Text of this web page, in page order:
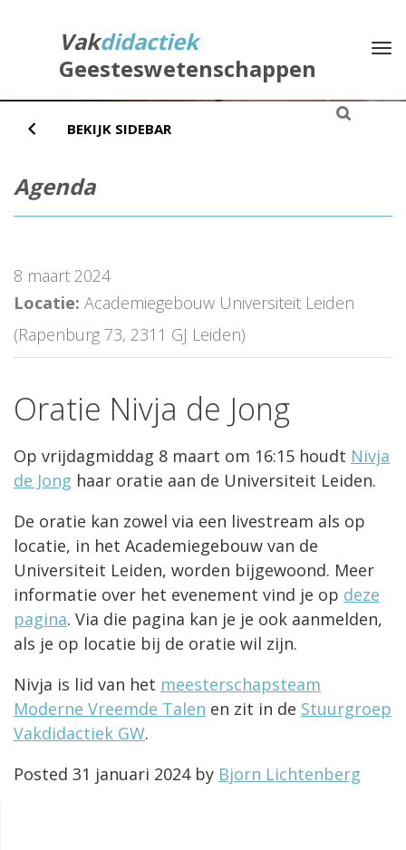
Vakdidactiek
Geesteswetenschappen
BEKIJK SIDEBAR
Agenda
8 maart 2024
Locatie: Academiegebouw Universiteit Leiden
(Rapenburg 73, 2311 GJ Leiden)
Oratie Nivja de Jong
Op vrijdagmiddag 8 maart om 16:15 houdt Nivja
de Jong haar oratie aan de Universiteit Leiden.
De oratie kan zowel via een livestream als op
locatie, in het Academiegebouw van de
Universiteit Leiden, worden bijgewoond. Meer
informatie over het evenement vind je op deze
pagina. Via die pagina kan je je ook aanmelden,
als je op locatie bij de oratie wil zijn.
Nivja is lid van het meesterschapsteam
Moderne Vreemde Talen en zit in de Stuurgroep
Vakdidactiek GW.
Posted 31 januari 2024by Bjorn Lichtenberg